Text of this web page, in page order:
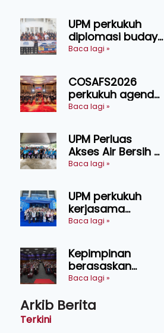
pingat emas
UPM perkukuh
diplomasi budaya
Malaysia-
Narasi Nusantara
Baca lagi »
COSAFS2026
perkukuh agenda
keselamatan
AgriHub pacu
transformasi
pertanian
Sarawak
Baca lagi »
UPM Perluas
Akses Air Bersih di
31 Kediaman
Chini
Baca lagi »
UPM perkukuh
kerjasama
pendidikan pintar
lawatan rasmi ke
China
Baca lagi »
Kepimpinan
berasaskan
kepercayaan
kecemerlangan
Baca lagi »
Arkib Berita
Terkini